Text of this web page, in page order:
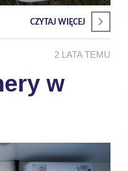
CZYTAJ WIĘCEJ
2 LATA TEMU
w